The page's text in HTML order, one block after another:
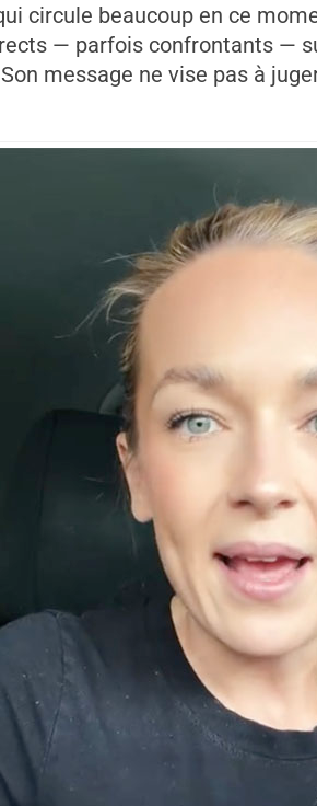
circule beaucoup en ce
— parfois confrontants —
message ne vise pas à